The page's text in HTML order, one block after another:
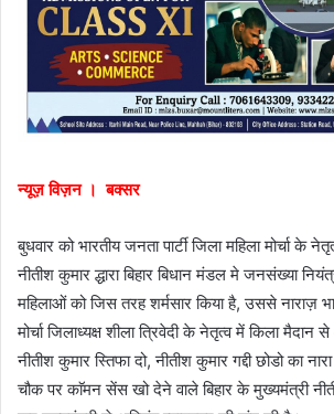
न्यूज़ विज़न । बक्सर
बुधवार को भारतीय जनता पार्टी जिला महिला मोर्चा के
नीतीश कुमार द्धारा बिहार बिधान मंडल मे जनसंख्या
महिलाओं को जिस तरह शर्मसार किया है, उससे नाराज़
मोर्चा जिलाध्यक्ष शीला त्रिवेदी के नेतृत्व में किला मैदान
नीतीश कुमार स्तिफा दो, नीतीश कुमार गद्दी छोडो का
चौक पर काॅमन सेंस खो देने वाले बिहार के मुख्यमंत्री